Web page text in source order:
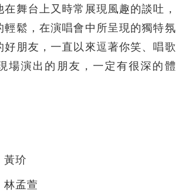
舞台上又時常展現風趣的談吐，
輕鬆，在演唱會中所呈現的獨特氛
好朋友，一直以來逗著你笑、唱歌
場演出的朋友，一定有很深的體
黃玠
林孟萱